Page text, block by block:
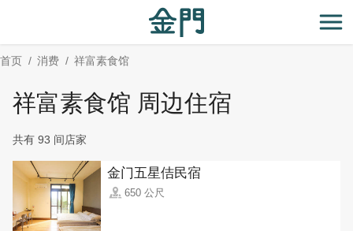
主
要
开
首页 消费 祥富素食馆
祥富素食馆 周边住宿
共有 93 间店家
金门五星佶民宿
650 公尺